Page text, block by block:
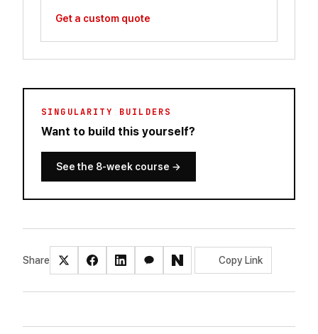
Get a custom quote
SINGULARITY BUILDERS
Want to build this yourself?
See the 8-week course →
Share Copy Link